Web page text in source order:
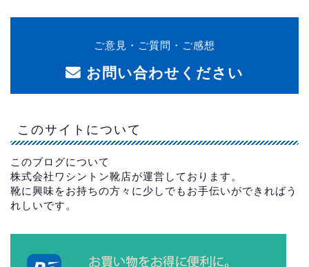
ご意見・ご質問・ご感想
お問い合わせください
このサイトについて
このブログについて
株式会社ワシントン靴店が運営しております。
靴に興味をお持ちの方々に少しでもお手伝いができればう
れしいです。